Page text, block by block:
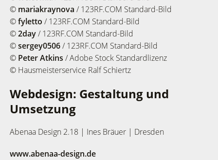
© mariakraynova / 123RF.COM Standard-Bild
©fyletto / 123RF.COM Standard-Bild
©2day/ 123RF.COM Standard-Bild
©sergey0506/ 123RF.COM Standard-Bild
© Peter Atkins / Adobe Stock Standardlizenz
© Hausmeisterservice Ralf Schiertz
Webdesign: Gestaltung und
Umsetzung
Abenaa Design 2.18 | Ines Bräuer | Dresden
www.abenaa-design.de